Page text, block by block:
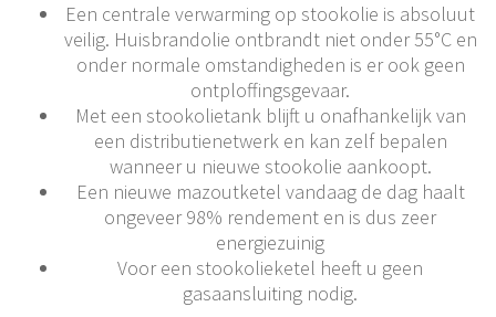
Een centrale verwarming op stookolie is absoluut
veilig. Huisbrandolie ontbrandt niet onder 55°C en
onder normale omstandigheden is er ook geen
ontploffingsgevaar.
Met een stookolietank blijft u onafhankelijk van
een distributienetwerk en kan zelf bepalen
wanneer u nieuwe stookolie aankoopt.
Een nieuwe mazoutketel vandaag de dag haalt
ongeveer 98% rendement en is dus zeer
energiezuinig
Voor een stookolieketel heeft u geen
gasaansluiting nodig.